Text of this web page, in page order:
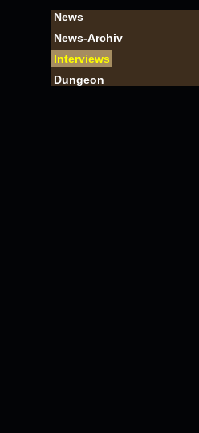
News
News-Archiv
Interviews
Dungeon